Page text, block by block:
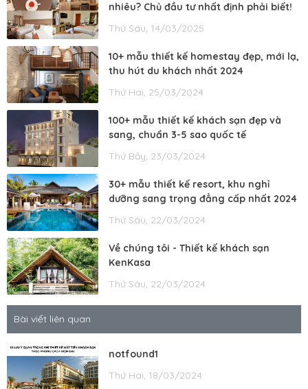
nhiêu? Chủ đầu tư nhất định phải biết!
Thứ Sáu, 14/03/2025
10+ mẫu thiết kế homestay đẹp, mới lạ,
thu hút du khách nhất 2024
Thứ Hai, 25/03/2024
100+ mẫu thiết kế khách sạn đẹp và
sang, chuẩn 3-5 sao quốc tế
Thứ Bảy, 23/03/2024
30+ mẫu thiết kế resort, khu nghỉ
dưỡng sang trọng đẳng cấp nhất 2024
Thứ Sáu, 22/03/2024
Về chúng tôi - Thiết kế khách sạn
KenKasa
Thứ Sáu, 22/03/2024
Bài viết liên quan
notfound1
Thứ Hai, 18/03/2024